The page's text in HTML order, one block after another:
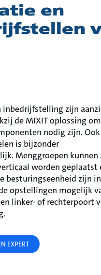
en
inbedrijfstelling zijn
de MIXIT oplossing
nodig zijn.
is bijzonder
Menggroepen kunnen
worden geplaatst
besturingseenheid zijn
opstellingen mogelijk
linker- of rechterpoort
EXPERT